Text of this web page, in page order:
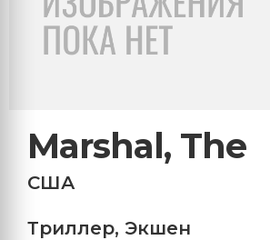
Marshal, The
США
Триллер, Экшен